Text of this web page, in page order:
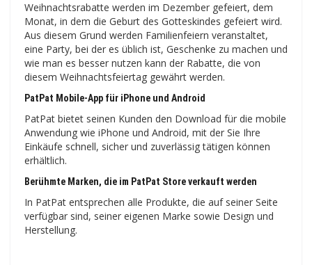
Weihnachtsrabatte werden im Dezember gefeiert, dem
Monat, in dem die Geburt des Gotteskindes gefeiert wird.
Aus diesem Grund werden Familienfeiern veranstaltet,
eine Party, bei der es üblich ist, Geschenke zu machen und
wie man es besser nutzen kann der Rabatte, die von
diesem Weihnachtsfeiertag gewährt werden.
PatPat Mobile-App für iPhone und Android
PatPat bietet seinen Kunden den Download für die mobile
Anwendung wie iPhone und Android, mit der Sie Ihre
Einkäufe schnell, sicher und zuverlässig tätigen können
erhältlich.
Berühmte Marken, die im PatPat Store verkauft werden
In PatPat entsprechen alle Produkte, die auf seiner Seite
verfügbar sind, seiner eigenen Marke sowie Design und
Herstellung.